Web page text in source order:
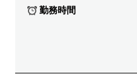
勤務時間